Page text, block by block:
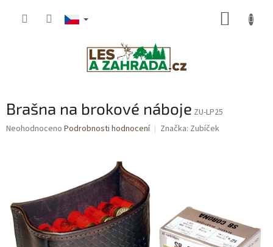
Brašna na brokové náboje ZU-LP25
Průměrné
hvězdiček.
Neohodnoceno Podrobnosti hodnocení Značka: Zubíček